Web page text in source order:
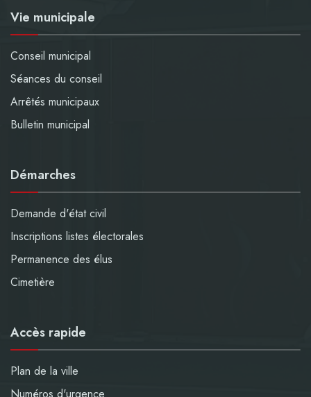
Vie municipale
Conseil municipal
Séances du conseil
Arrêtés municipaux
Bulletin municipal
Démarches
Demande d'état civil
Inscriptions listes électorales
Permanence des élus
Cimetière
Accès rapide
Plan de la ville